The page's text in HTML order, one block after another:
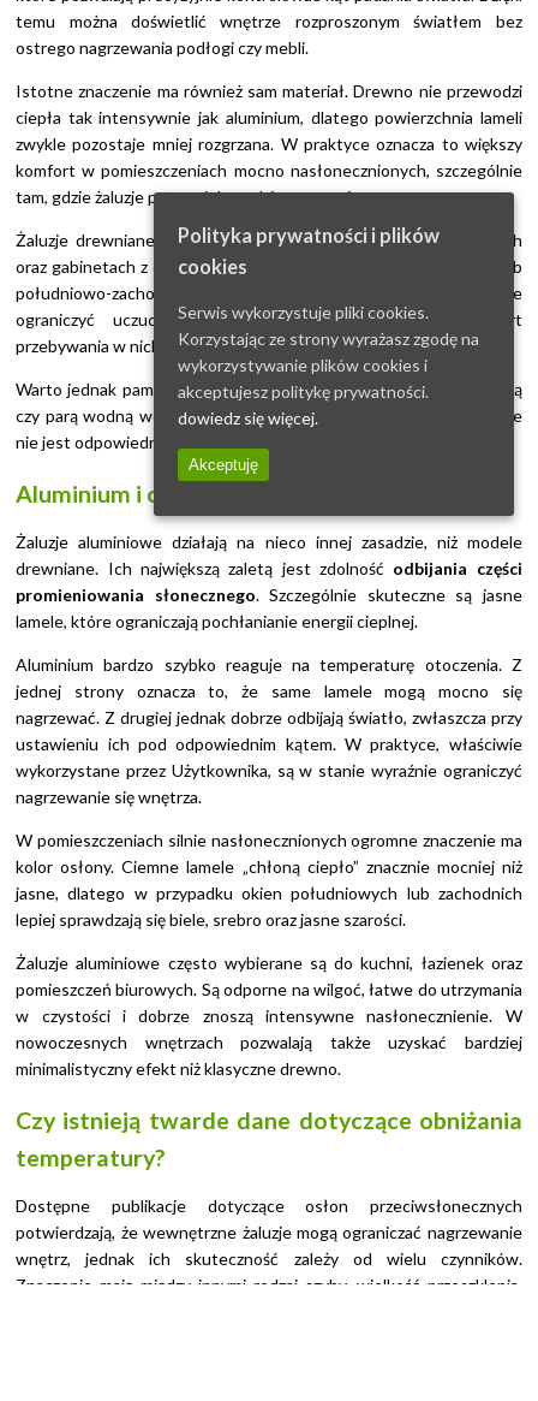
temu można doświetlić wnętrze rozproszonym światłem bez
ostrego nagrzewania podłogi czy mebli.
Istotne znaczenie ma również sam materiał. Drewno nie przewodzi
ciepła tak intensywnie jak aluminium, dlatego powierzchnia lameli
zwykle pozostaje mniej rozgrzana. W praktyce oznacza to większy
komfort w pomieszczeniach mocno nasłonecznionych, szczególnie
tam, gdzie żaluzje przez wiele godzin pozostają opuszczone.
Żaluzje drewniane najlepiej sprawdzają się w salonach, sypialniach
oraz gabinetach z dużymi przeszkleniami od strony południowej lub
południowo-zachodniej. W takich wnętrzach potrafią wyraźnie
ograniczyć uczucie „palącego” słońca i poprawić komfort
przebywania w nich w ciągu dnia.
Warto jednak pamiętać, że drewno może nie radzić sobie z wilgocią
czy parą wodną we wnętrzach takich jak kuchnia czy łazienka, o ile
nie jest odpowiednio zabezpieczone przez producenta.
Aluminium i odbijanie promieni słonecznych
Żaluzje aluminiowe działają na nieco innej zasadzie, niż modele
drewniane. Ich największą zaletą jest zdolność odbijania części
promieniowania słonecznego. Szczególnie skuteczne są jasne
lamele, które ograniczają pochłanianie energii cieplnej.
Aluminium bardzo szybko reaguje na temperaturę otoczenia. Z
jednej strony oznacza to, że same lamele mogą mocno się
nagrzewać. Z drugiej jednak dobrze odbijają światło, zwłaszcza przy
ustawieniu ich pod odpowiednim kątem. W praktyce, właściwie
wykorzystane przez Użytkownika, są w stanie wyraźnie ograniczyć
nagrzewanie się wnętrza.
W pomieszczeniach silnie nasłonecznionych ogromne znaczenie ma
kolor osłony. Ciemne lamele „chłoną ciepło” znacznie mocniej niż
jasne, dlatego w przypadku okien południowych lub zachodnich
lepiej sprawdzają się biele, srebro oraz jasne szarości.
Żaluzje aluminiowe często wybierane są do kuchni, łazienek oraz
pomieszczeń biurowych. Są odporne na wilgoć, łatwe do utrzymania
w czystości i dobrze znoszą intensywne nasłonecznienie. W
nowoczesnych wnętrzach pozwalają także uzyskać bardziej
minimalistyczny efekt niż klasyczne drewno.
Czy istnieją twarde dane dotyczące obniżania
temperatury?
Dostępne publikacje dotyczące osłon przeciwsłonecznych
potwierdzają, że wewnętrzne żaluzje mogą ograniczać nagrzewanie
wnętrz, jednak ich skuteczność zależy od wielu czynników.
Znaczenie mają między innymi rodzaj szyby, wielkość przeszklenia,
Polityka prywatności i plików
cookies
Serwis wykorzystuje pliki cookies.
Korzystając ze strony wyrażasz zgodę na
wykorzystywanie plików cookies i
akceptujesz politykę prywatności.
dowiedz się więcej.
Akceptuję